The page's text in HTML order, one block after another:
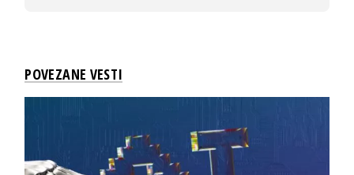
POVEZANE VESTI